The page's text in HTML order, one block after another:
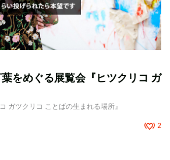
をめぐる展覧会『ヒツクリコ ガ
ガツクリコ ことばの生まれる場所』
2